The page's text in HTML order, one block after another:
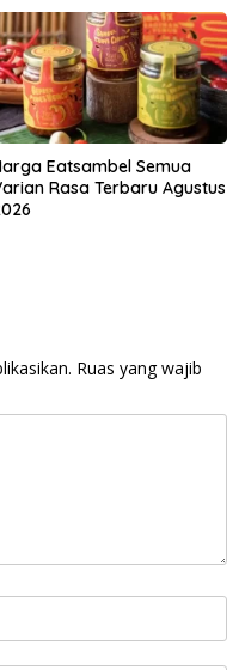
Eatsambel Semua
Rasa Terbaru Agustus
Ruas yang wajib